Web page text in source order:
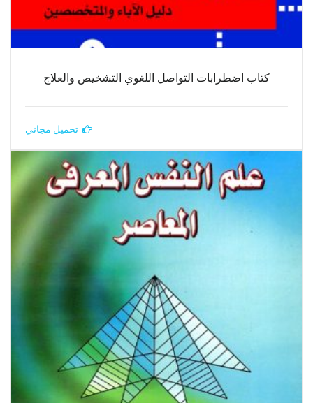
كتاب اضطرابات التواصل اللغوي التشخيص والعلاج
تحميل مجاني